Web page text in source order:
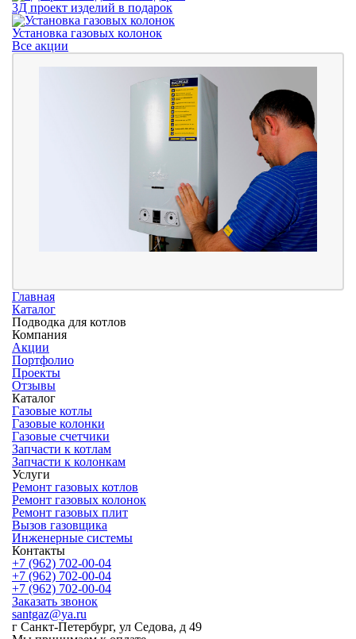
3Д проект изделий в подарок
Установка газовых колонок
Все акции
Главная
Каталог
Подводка для котлов
Компания
Акции
Портфолио
Проекты
Отзывы
Каталог
Газовые котлы
Газовые колонки
Газовые счетчики
Запчасти к котлам
Запчасти к колонкам
Услуги
Ремонт газовых котлов
Ремонт газовых колонок
Ремонт газовых плит
Вызов газовщика
Инженерные системы
Контакты
+7 (962) 702-00-04
+7 (962) 702-00-04
+7 (962) 702-00-04
Заказать звонок
santgaz@ya.ru
г Санкт-Петербург, ул Седова, д 49